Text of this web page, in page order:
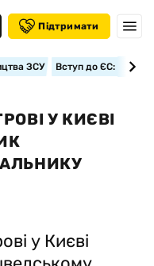
Підтримати
ЗСУ Вступ до ЄС:
У КИЄВІ